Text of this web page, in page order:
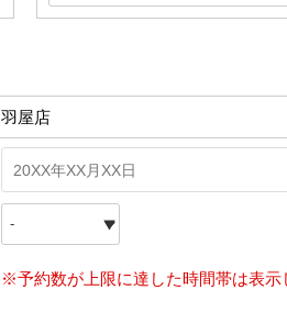
羽屋店
※予約数が上限に達した時間帯は表示